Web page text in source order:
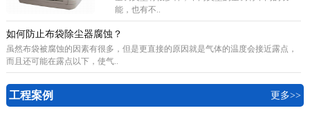
能，也有不..
如何防止布袋除尘器腐蚀？
虽然布袋被腐蚀的因素有很多，但是更直接的原因就是气体的温度会接近露点，
而且还可能在露点以下，使气..
工程案例 更多>>